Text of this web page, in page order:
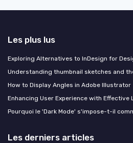
Les plus lus
Exploring Alternatives to InDesign for
Understanding thumbnail sketches and
How to Display Angles in Adobe Illustrator
Enhancing User Experience with Effective
Pourquoi le 'Dark Mode' s'impose-t-il
Les derniers articles